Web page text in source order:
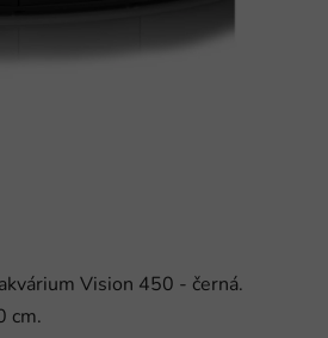
Vision 450 - černá.
cm.